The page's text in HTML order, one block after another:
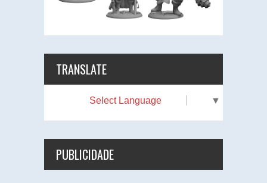
TRANSLATE
Select Language ▼
PUBLICIDADE